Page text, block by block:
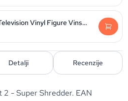
One Piece POP! Television Vinyl Figure Vinsmoke Sanji 9 cm
Detalji Recenzije
2 - Super Shredder. EAN